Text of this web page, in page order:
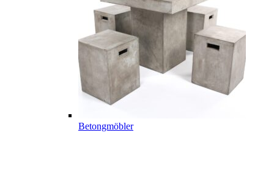
Betongmöbler